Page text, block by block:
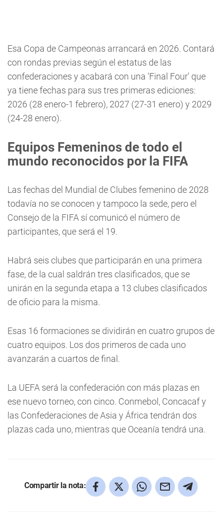
Esa Copa de Campeonas arrancará en 2026. Contará
con rondas previas según el estatus de las
confederaciones y acabará con una 'Final Four' que
ya tiene fechas para sus tres primeras ediciones:
2026 (28 enero-1 febrero), 2027 (27-31 enero) y 2029
(24-28 enero).
Equipos Femeninos de todo el
mundo reconocidos por la FIFA
Las fechas del Mundial de Clubes femenino de 2028
todavía no se conocen y tampoco la sede, pero el
Consejo de la FIFA sí comunicó el número de
participantes, que será el 19.
Habrá seis clubes que participarán en una primera
fase, de la cual saldrán tres clasificados, que se
unirán en la segunda etapa a 13 clubes clasificados
de oficio para la misma.
Esas 16 formaciones se dividirán en cuatro grupos de
cuatro equipos. Los dos primeros de cada uno
avanzarán a cuartos de final.
La UEFA será la confederación con más plazas en
ese nuevo torneo, con cinco. Conmebol, Concacaf y
las Confederaciones de Asia y África tendrán dos
plazas cada uno, mientras que Oceanía tendrá una.
Compartir la nota: